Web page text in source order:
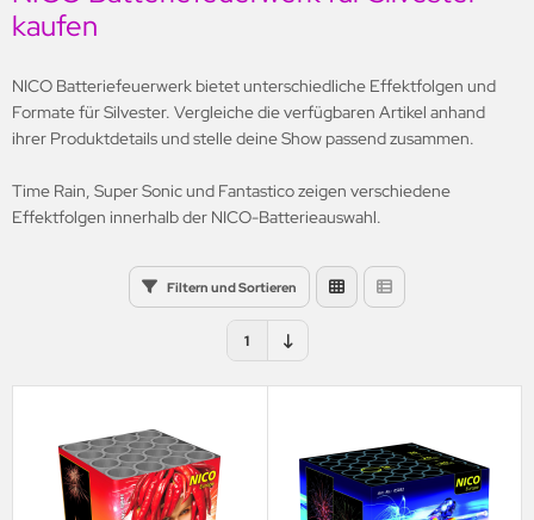
kaufen
NICO Batteriefeuerwerk bietet unterschiedliche Effektfolgen und
Formate für Silvester. Vergleiche die verfügbaren Artikel anhand
ihrer Produktdetails und stelle deine Show passend zusammen.
Time Rain, Super Sonic und Fantastico zeigen verschiedene
Effektfolgen innerhalb der NICO-Batterieauswahl.
Filtern und Sortieren
1
Feuerwerk